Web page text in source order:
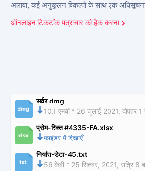
अलावा, कई अनुकूलन विकल्पों के साथ एक अधिसूचना
ऑनलाइन टिकटॉक पत्राचार को हैक करना
सर्वर.dmg
10.1 एमबी * 26 जुलाई 2021, दोपहर 1
प्रोम-रिक्त #4335-FA.xlsx
फ़ाइंडर में दिखाएँ
निर्यात-डेटा-45.txt
56 केबी * 25 सितंबर, 2021, रात्रि 8